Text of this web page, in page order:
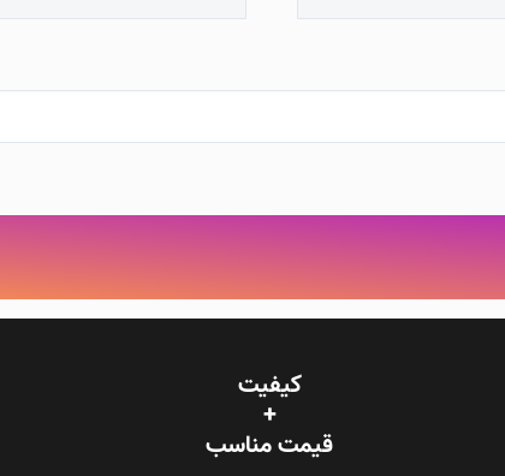
کیفیت
+
قیمت‌ مناسب